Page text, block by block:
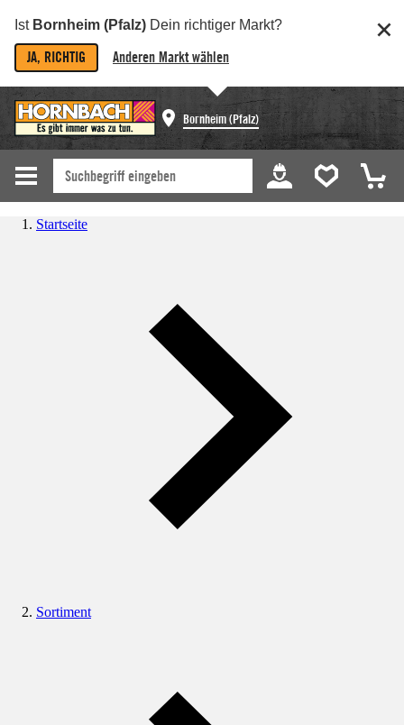
Ist Bornheim (Pfalz) Dein richtiger Markt?
JA, RICHTIG Anderen Markt wählen
Bornheim (Pfalz)
Startseite
Sortiment